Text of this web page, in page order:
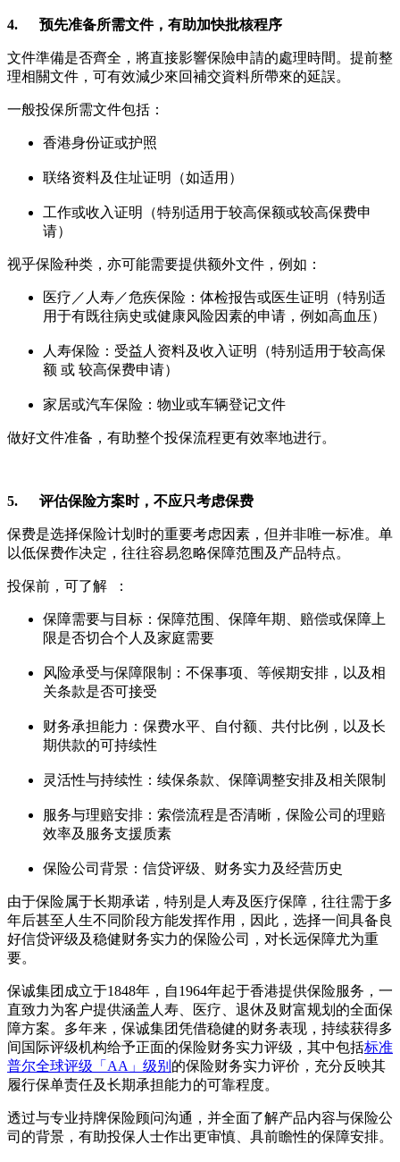
4. 预先准备所需文件，有助加快批核程序
文件準備是否齊全，將直接影響保險申請的處理時間。提前整
理相關文件，可有效減少來回補交資料所帶來的延誤。
一般投保所需文件包括：
香港身份证或护照
联络资料及住址证明（如适用）
工作或收入证明（特别适用于较高保额或较高保费申
请）
视乎保险种类，亦可能需要提供额外文件，例如：
医疗／人寿／危疾保险：体检报告或医生证明（特别适
用于有既往病史或健康风险因素的申请，例如高血压）
人寿保险：受益人资料及收入证明（特别适用于较高保
额 或 较高保费申请）
家居或汽车保险：物业或车辆登记文件
做好文件准备，有助整个投保流程更有效率地进行。
5. 评估保险方案时，不应只考虑保费
保费是选择保险计划时的重要考虑因素，但并非唯一标准。单
以低保费作决定，往往容易忽略保障范围及产品特点。
投保前，可了解 ：
保障需要与目标：保障范围、保障年期、赔偿或保障上
限是否切合个人及家庭需要
风险承受与保障限制：不保事项、等候期安排，以及相
关条款是否可接受
财务承担能力：保费水平、自付额、共付比例，以及长
期供款的可持续性
灵活性与持续性：续保条款、保障调整安排及相关限制
服务与理赔安排：索偿流程是否清晰，保险公司的理赔
效率及服务支援质素
保险公司背景：信贷评级、财务实力及经营历史
由于保险属于长期承诺，特别是人寿及医疗保障，往往需于多
年后甚至人生不同阶段方能发挥作用，因此，选择一间具备良
好信贷评级及稳健财务实力的保险公司，对长远保障尤为重
要。
保诚集团成立于1848年，自1964年起于香港提供保险服务，一
直致力为客户提供涵盖人寿、医疗、退休及财富规划的全面保
障方案。多年来，保诚集团凭借稳健的财务表现，持续获得多
间国际评级机构给予正面的保险财务实力评级，其中包括标准
普尔全球评级「AA」级别 的保险财务实力评价，充分反映其
履行保单责任及长期承担能力的可靠程度。
透过与专业持牌保险顾问沟通，并全面了解产品内容与保险公
司的背景，有助投保人士作出更审慎、具前瞻性的保障安排。